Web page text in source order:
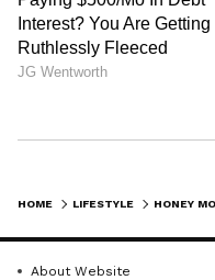
HOME LIFESTYLE
About Website